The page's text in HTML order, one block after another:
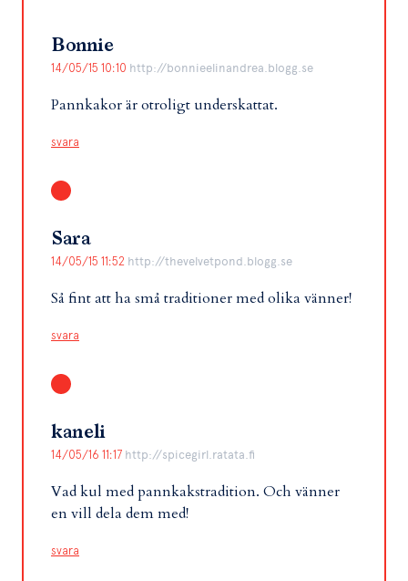
Bonnie
14/05/15 10:10 http://bonnieelinandrea.blogg.se
Pannkakor är otroligt underskattat.
svara
Sara
14/05/15 11:52 http://thevelvetpond.blogg.se
Så fint att ha små traditioner med olika vänner!
svara
kaneli
14/05/16 11:17 http://spicegirl.ratata.fi
Vad kul med pannkakstradition. Och vänner
en vill dela dem med!
svara